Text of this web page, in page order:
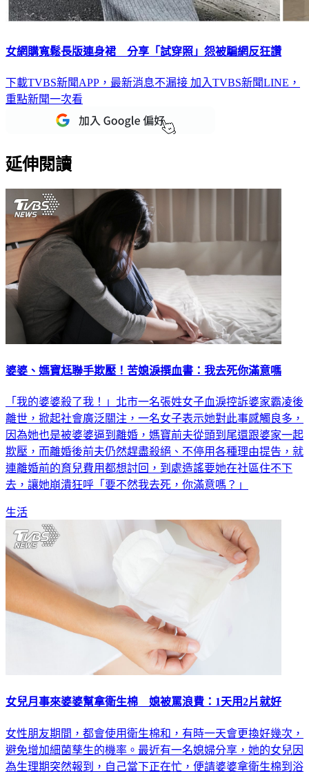
下載TVBS新聞APP，最新消息不漏接
重點新聞一次看
「我的婆婆殺了我！」北市一名張姓女子血淚控訴婆家霸凌後
離世，掀起社會廣泛關注，一名女子表示她對此事感觸良多，
因為她也是被婆婆逼到離婚，媽寶前夫從頭到尾還跟婆家一起
欺壓，而離婚後前夫仍然趕盡殺絕、不停用各種理由提告，就
連離婚前的育兒費用都想討回，到處造謠要她在社區住不下
生活
女性朋友期間，都會使用衛生棉和，有時一天會更換好幾次，
避免增加細菌孳生的機率。最近有一名媳婦分享，她的女兒因